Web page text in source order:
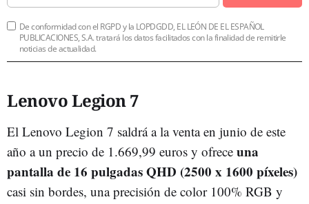
De conformidad con el RGPD y la LOPDGDD, EL LEÓN DE EL ESPAÑOL
PUBLICACIONES, S.A. tratará los datos facilitados con la finalidad de remitirle
noticias de actualidad.
Lenovo Legion 7
El Lenovo Legion 7 saldrá a la venta en junio de este
año a un precio de 1.669,99 euros y ofrece una
pantalla de 16 pulgadas QHD (2500 x 1600 píxeles)
casi sin bordes, una precisión de color 100% RGB y